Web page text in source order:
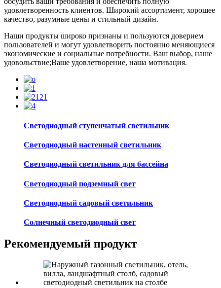
удовлетворенность клиентов. Широкий ассортимент, хорошее
качество, разумные цены и стильный дизайн.
Наши продукты широко признаны и пользуются доверием
пользователей и могут удовлетворить постоянно меняющиеся
экономические и социальные потребности. Ваш выбор, наше
удовольствие;Ваше удовлетворение, наша мотивация.
Светодиодный ступенчатый светильник
Светодиодный настенный светильник
Светодиодный светильник для бассейна
Светодиодный подземный свет
Светодиодный садовый светильник
Солнечный светодиодный свет
Рекомендуемый продукт